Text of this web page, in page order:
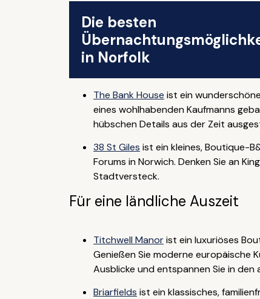
Die besten
in Norfolk
The Bank House ist ein
eines wohlhabenden Kaufmanns
hübschen Details aus der Zeit
38 St Giles ist ein kleines, Boutique-
Forums in Norwich. Denken Sie an
Stadtversteck.
Für eine ländliche Auszeit
Titchwell Manorist ein luxuriöses
Genießen Sie moderne europäische
Ausblicke und entspannen Sie in den
Briarfields ist ein klassisches,